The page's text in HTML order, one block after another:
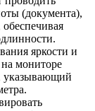
(документа),
яркости и
мониторе
указывающий